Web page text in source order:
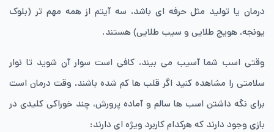
درمان یا تولید مثل حرفه ای باشد، سه آیتم از همه مهم تر (بلوک
یونجه، هویج طلایی و سیب طلایی) هستند.
وقتی اسب شما آسیب می بیند، کافی است سوار آن شوید تا نوار
سلامتی را مشاهده کنید اگر قلب ها کم شده باشند، وقت درمان است
برای نگه داشتن اسب ها سالم و آماده پرورش، چند خوراکی کلیدی در
بازی وجود دارند که هرکدام کاربرد ویژه ای دارند: